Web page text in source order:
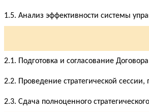
1.5. Анализ эффективности системы
2.1. Подготовка и согласование
2.2. Проведение стратегической сессии,
2.3. Сдача полноценного